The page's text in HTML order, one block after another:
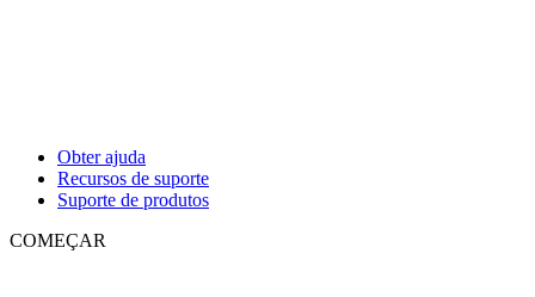
Obter ajuda
Recursos de suporte
Suporte de produtos
COMEÇAR